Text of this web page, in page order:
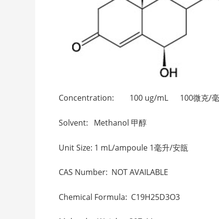
Concentration: 100 ug/mL 100微克/
Solvent: Methanol 甲醇
Unit Size: 1 mL/ampoule 1毫升/安瓿
CAS Number: NOT AVAILABLE
Chemical Formula: C19H25D3O3